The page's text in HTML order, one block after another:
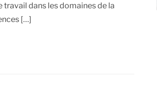
travail dans les domaines de la
[…]